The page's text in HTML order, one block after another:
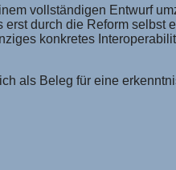
vollständigen Entwurf
durch die Reform selbst
konkretes
als Beleg für eine